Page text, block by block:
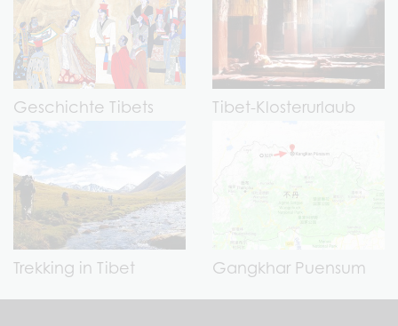
Geschichte Tibets Tibet-Klosterurlaub
Trekking in Tibet Gangkhar Puensum